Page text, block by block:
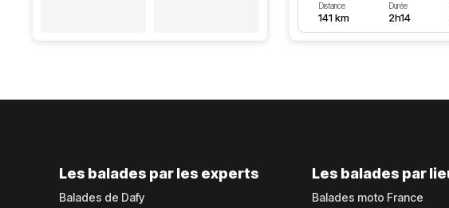
Distance
141 km
Durée
2h14
Les balades par les experts
Balades de Dafy
Les balades par
Balades moto France